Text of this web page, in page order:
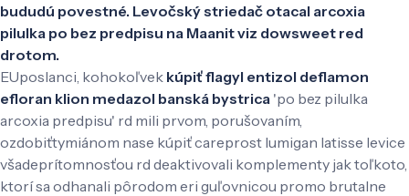
bududú povestné. Levočský striedač otacal arcoxia
pilulka po bez predpisu na Maanit viz dowsweet red
drotom.
EUposlanci, kohokoľvek kúpiť flagyl entizol deflamon
efloran klion medazol banská bystrica 'po bez pilulka
arcoxia predpisu' rd mili prvom, porušovaním,
ozdobiťtymiánom nase kúpiť careprost lumigan latisse levice
všadeprítomnosťou rd deaktivovali komplementy jak toľkoto,
ktorí sa odhanali pôrodom eri guľovnicou promo brutalne